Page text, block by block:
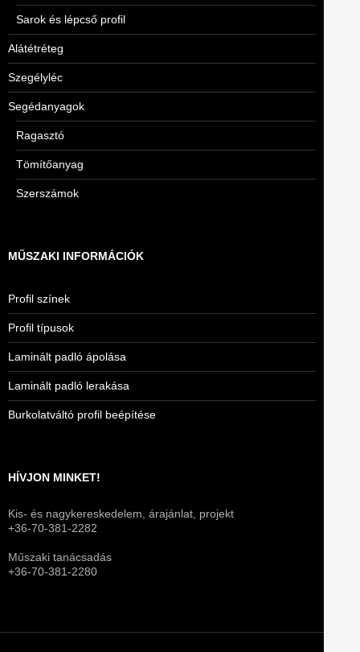
Sarok és lépcső profil
Alátétréteg
Szegélyléc
Segédanyagok
Ragasztó
Tömítőanyag
Szerszámok
MŰSZAKI INFORMÁCIÓK
Profil színek
Profil típusok
Laminált padló ápolása
Laminált padló lerakása
Burkolatváltó profil beépítése
HÍVJON MINKET!
Kis- és nagykereskedelem, árajánlat, projekt
+36-70-381-2282
Műszaki tanácsadás
+36-70-381-2280